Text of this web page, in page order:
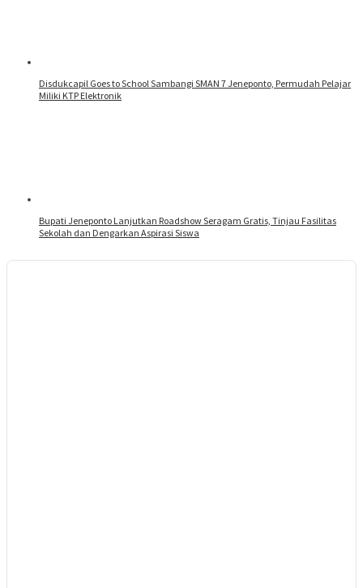
Disdukcapil Goes to School Sambangi SMAN 7 Jeneponto, Permudah Pelajar
Miliki KTP Elektronik
Bupati Jeneponto Lanjutkan Roadshow Seragam Gratis, Tinjau Fasilitas
Sekolah dan Dengarkan Aspirasi Siswa